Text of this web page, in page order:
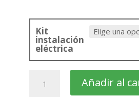
Kit
instalación
eléctrica
Grand
Añadir al